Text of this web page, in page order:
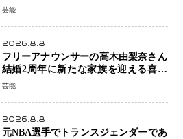
ツ」の強さ スパイダーマン、モアナ
芸能
2026.8.8
フリーアナウンサーの高木由梨奈さん
結婚2周年に新たな家族を迎える喜び
を報告 夫・岸田タツヤさんと連名
芸能
2026.8.8
元NBA選手でトランスジェンダーであ